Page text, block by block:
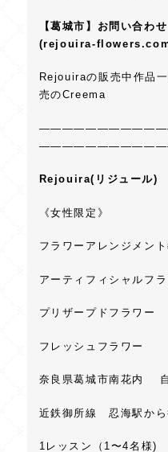
【葛城市】お問い合わ
(rejouira-
Rejouiraの販売中作品
売のCreema
Rejouira(リジュール)
《女性限定》
フラワーアレンジメン
アーティフィシャルフ
プリザープドフラワー
フレッシュフラワー
奈良県葛城市南花内
近鉄御所線 忍海駅から
1レッスン（1〜4名様)